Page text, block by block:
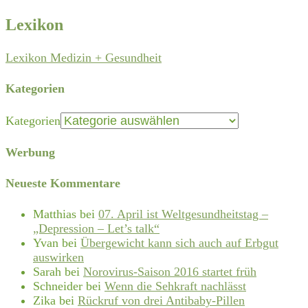
Lexikon
Lexikon Medizin + Gesundheit
Kategorien
Kategorien
Werbung
Neueste Kommentare
Matthias bei 07. April ist Weltgesundheitstag –
„Depression – Let’s talk“
Yvan bei Übergewicht kann sich auch auf Erbgut
auswirken
Sarah bei Norovirus-Saison 2016 startet früh
Schneider bei Wenn die Sehkraft nachlässt
Zika bei Rückruf von drei Antibaby-Pillen